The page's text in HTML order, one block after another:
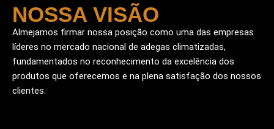
NOSSA VISÃO
Almejamos firmar nossa posição como uma das empresas
líderes no mercado nacional de adegas climatizadas,
fundamentados no reconhecimento da excelência dos
produtos que oferecemos e na plena satisfação dos nossos
clientes.